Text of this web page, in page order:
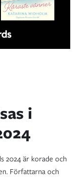
i
2024 är korade och
Författarna och